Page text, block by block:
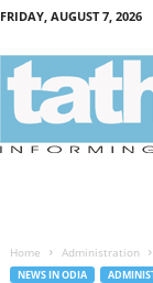
FRIDAY, AUGUST 7, 2026
Home Administration
NEWS IN ODIA